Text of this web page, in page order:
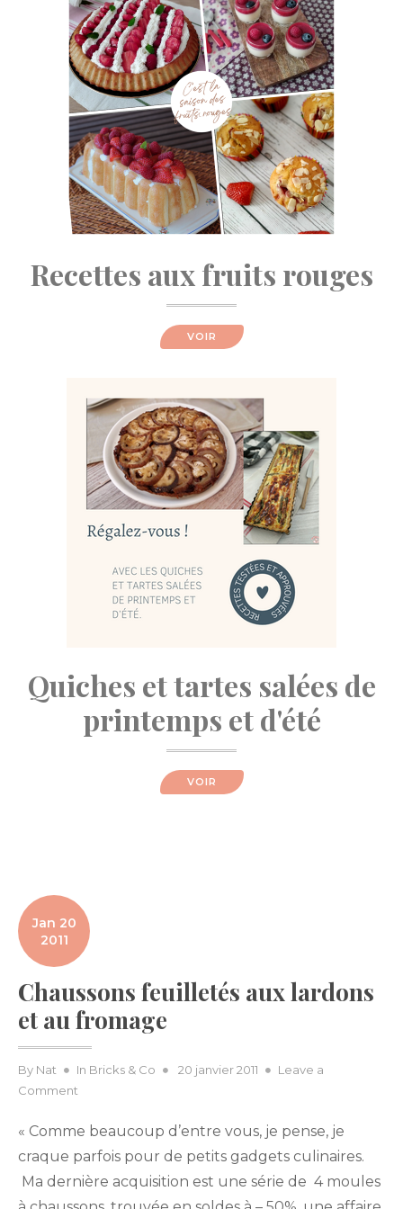
Recettes aux fruits rouges
VOIR
Quiches et tartes salées de
printemps et d'été
VOIR
Jan 20
2011
Chaussons feuilletés aux lardons
et au fromage
By Nat In Bricks & Co
Posted
20 janvier 2011
Leave a
Comment
feuilletés
aux
lardons
« Comme beaucoup d’entre vous, je pense, je
craque parfois pour de petits gadgets culinaires.
Ma dernière acquisition est une série de 4 moules